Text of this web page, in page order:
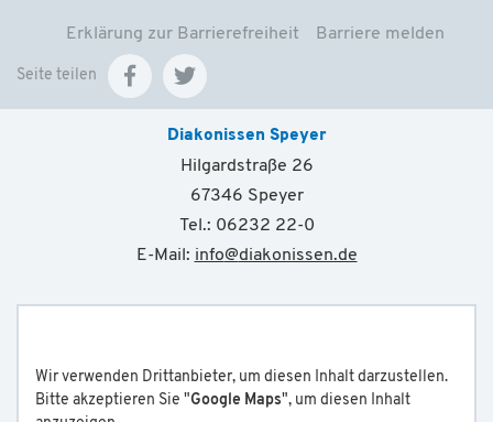
Erklärung zur Barrierefreiheit Barriere melden
Seite teilen
Diakonissen Speyer
Hilgardstraße 26
67346 Speyer
Tel.: 06232 22-0
E-Mail: info@diakonissen.de
Wir verwenden Drittanbieter, um diesen Inhalt darzustellen.
Bitte akzeptieren Sie "Google Maps", um diesen Inhalt